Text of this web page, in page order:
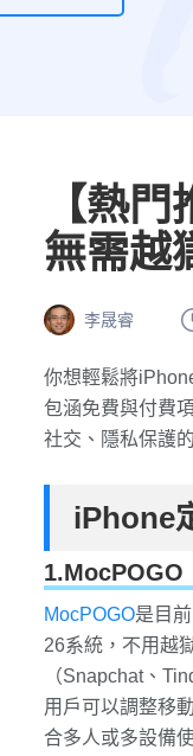
機
【熱
無需越
李晟睿
你想輕鬆將
包涵免費與付費
社交、隱私保護
iPhone
1.MocPOGO
MocPOGO是目
26系統，不用越
（Snapchat、
用戶可以調整移
合多人或多設備